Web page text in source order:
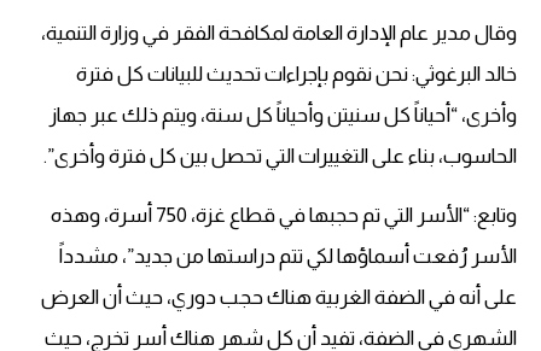
وقال مدير عام الإدارة العامة لمكافحة الفقر في وزارة التنمية،
خالد البرغوثي: نحن نقوم بإجراءات تحديث للبيانات كل فترة
وأخرى، “أحياناً كل سنيتن وأحياناً كل سنة، ويتم ذلك عبر جهاز
الحاسوب، بناء على التغييرات التي تحصل بين كل فترة وأخرى”.
وتابع: “الأسر التي تم حجبها في قطاع غزة، 750 أسرة، وهذه
الأسر رُفعت أسماؤها لكي تتم دراستها من جديد”، مشدداً
على أنه في الضفة الغربية هناك حجب دوري، حيث أن العرض
الشهري في الضفة، تفيد أن كل شهر هناك أسر تخرج، حيث